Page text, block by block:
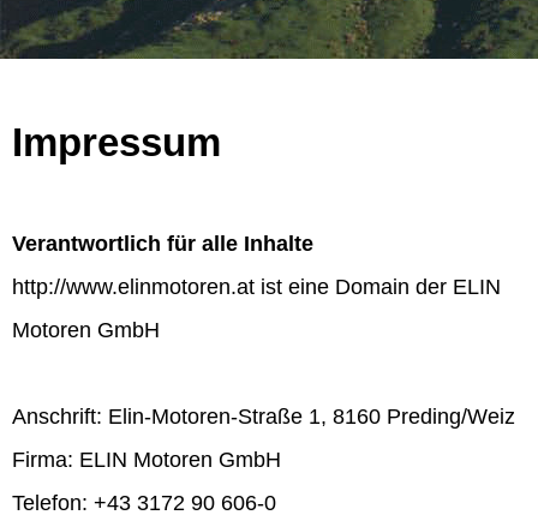
Impressum
Verantwortlich für alle Inhalte
http://www.elinmotoren.at ist eine Domain der ELIN
Motoren GmbH
Anschrift: Elin-Motoren-Straße 1, 8160 Preding/Weiz
Firma: ELIN Motoren GmbH
Telefon: +43 3172 90 606-0